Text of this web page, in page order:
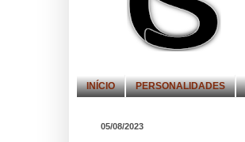
INÍCIO PERSONALIDADES
05/08/2023